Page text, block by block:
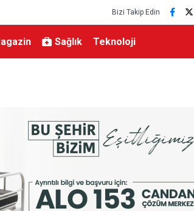
Bizi Takip Edin
Sağlık Teknoloji
binlerce vatandaşa